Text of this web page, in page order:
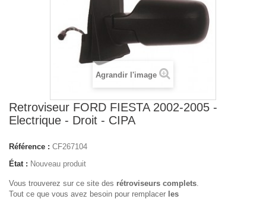
Agrandir l'image
Retroviseur FORD FIESTA 2002-2005 -
Electrique - Droit - CIPA
Référence : CF267104
État : Nouveau produit
Vous trouverez sur ce site des rétroviseurs complets.
Tout ce que vous avez besoin pour remplacer les